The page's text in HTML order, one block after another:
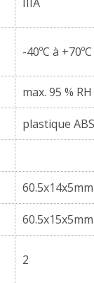
-40ºC à +70ºC
max. 95 % RH
plastique ABS
60.5x14x5mm
60.5x15x5mm
2